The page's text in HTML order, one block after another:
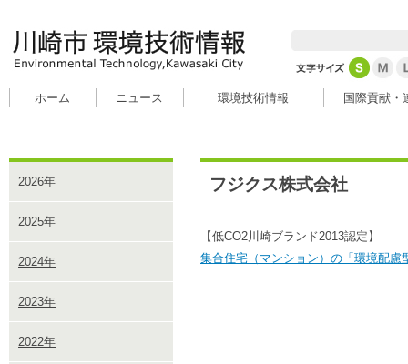
ホーム ニュース 環境技術情報 国際貢献・
2026年
2025年
2024年
2023年
2022年
フジクス株式会社
【低CO2川崎ブランド2013認定】
集合住宅（マンション）の「環境配慮